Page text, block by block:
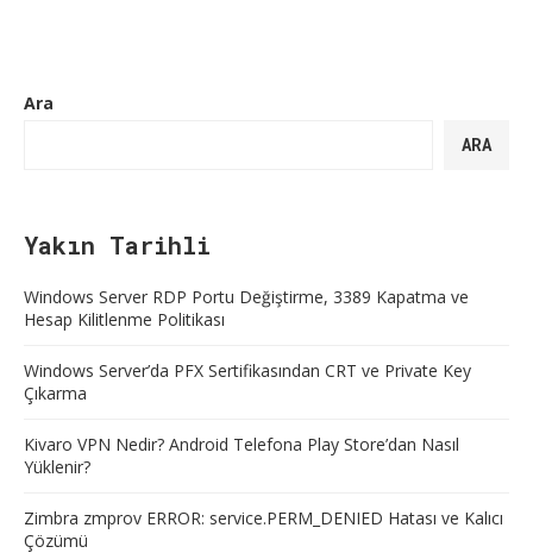
Ara
ARA
Yakın Tarihli
Windows Server RDP Portu Değiştirme, 3389 Kapatma ve
Hesap Kilitlenme Politikası
Windows Server’da PFX Sertifikasından CRT ve Private Key
Çıkarma
Kivaro VPN Nedir? Android Telefona Play Store’dan Nasıl
Yüklenir?
Zimbra zmprov ERROR: service.PERM_DENIED Hatası ve Kalıcı
Çözümü